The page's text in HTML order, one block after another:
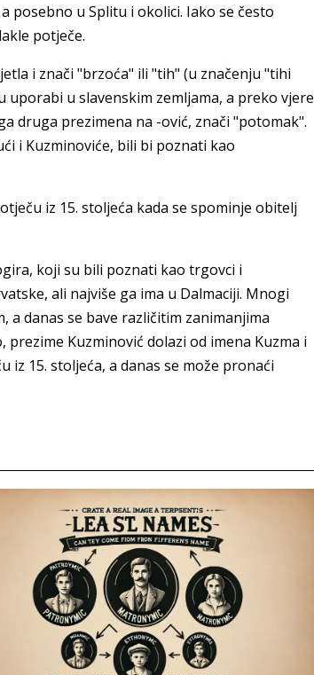
posebno u Splitu i okolici. Iako se često
potječe.
i znači "brzoća" ili "tih" (u značenju "tihi
u slavenskim zemljama, a preko vjere
druga prezimena na -ović, znači "potomak".
i Kuzminoviće, bili bi poznati kao
iz 15. stoljeća kada se spominje obitelj
koji su bili poznati kao trgovci i
ali najviše ga ima u Dalmaciji. Mnogi
danas se bave različitim zanimanjima
Kuzminović dolazi od imena Kuzma i
15. stoljeća, a danas se može pronaći